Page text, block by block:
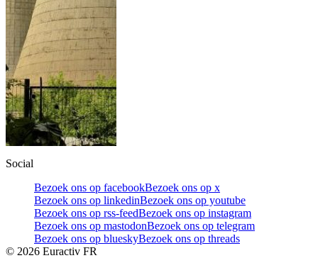
Social
Bezoek ons op facebookBezoek ons op x
Bezoek ons op linkedinBezoek ons op youtube
Bezoek ons op rss-feedBezoek ons op instagram
Bezoek ons op mastodonBezoek ons op telegram
Bezoek ons op blueskyBezoek ons op threads
© 2026 Euractiv FR